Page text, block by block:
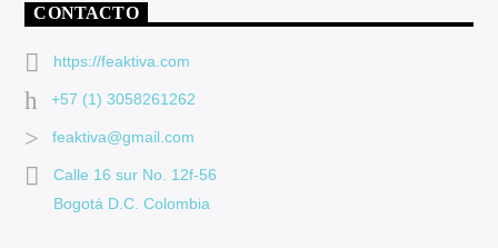
CONTACTO
https://feaktiva.com
+57 (1) 3058261262
feaktiva@gmail.com
Calle 16 sur No. 12f-56
Bogotá D.C. Colombia